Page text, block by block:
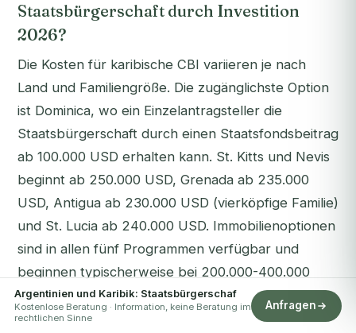
Staatsbürgerschaft durch Investition
2026?
Die Kosten für karibische CBI variieren je nach
Land und Familiengröße. Die zugänglichste Option
ist Dominica, wo ein Einzelantragsteller die
Staatsbürgerschaft durch einen Staatsfondsbeitrag
ab 100.000 USD erhalten kann. St. Kitts und Nevis
beginnt ab 250.000 USD, Grenada ab 235.000
USD, Antigua ab 230.000 USD (vierköpfige Familie)
und St. Lucia ab 240.000 USD. Immobilienoptionen
sind in allen fünf Programmen verfügbar und
beginnen typischerweise bei 200.000-400.000
USD.
Argentinien und Karibik: Staatsbürgerschaf
Kostenlose Beratung · Information, keine Beratung im
rechtlichen Sinne
Anfragen